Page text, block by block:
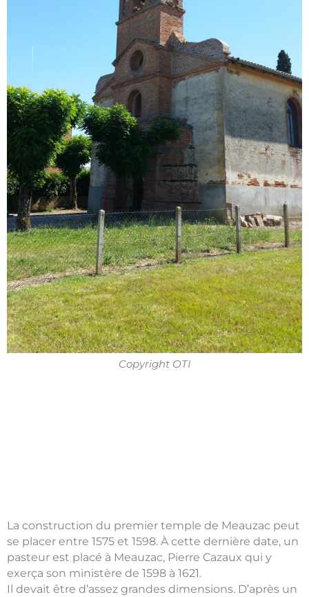
Copyright OTI
La construction du premier temple de Meauzac peut
se placer entre 1575 et 1598. À cette dernière date, un
pasteur est placé à Meauzac, Pierre Cazaux qui y
exerça son ministère de 1598 à 1621.
Il devait être d’assez grandes dimensions. D’après un